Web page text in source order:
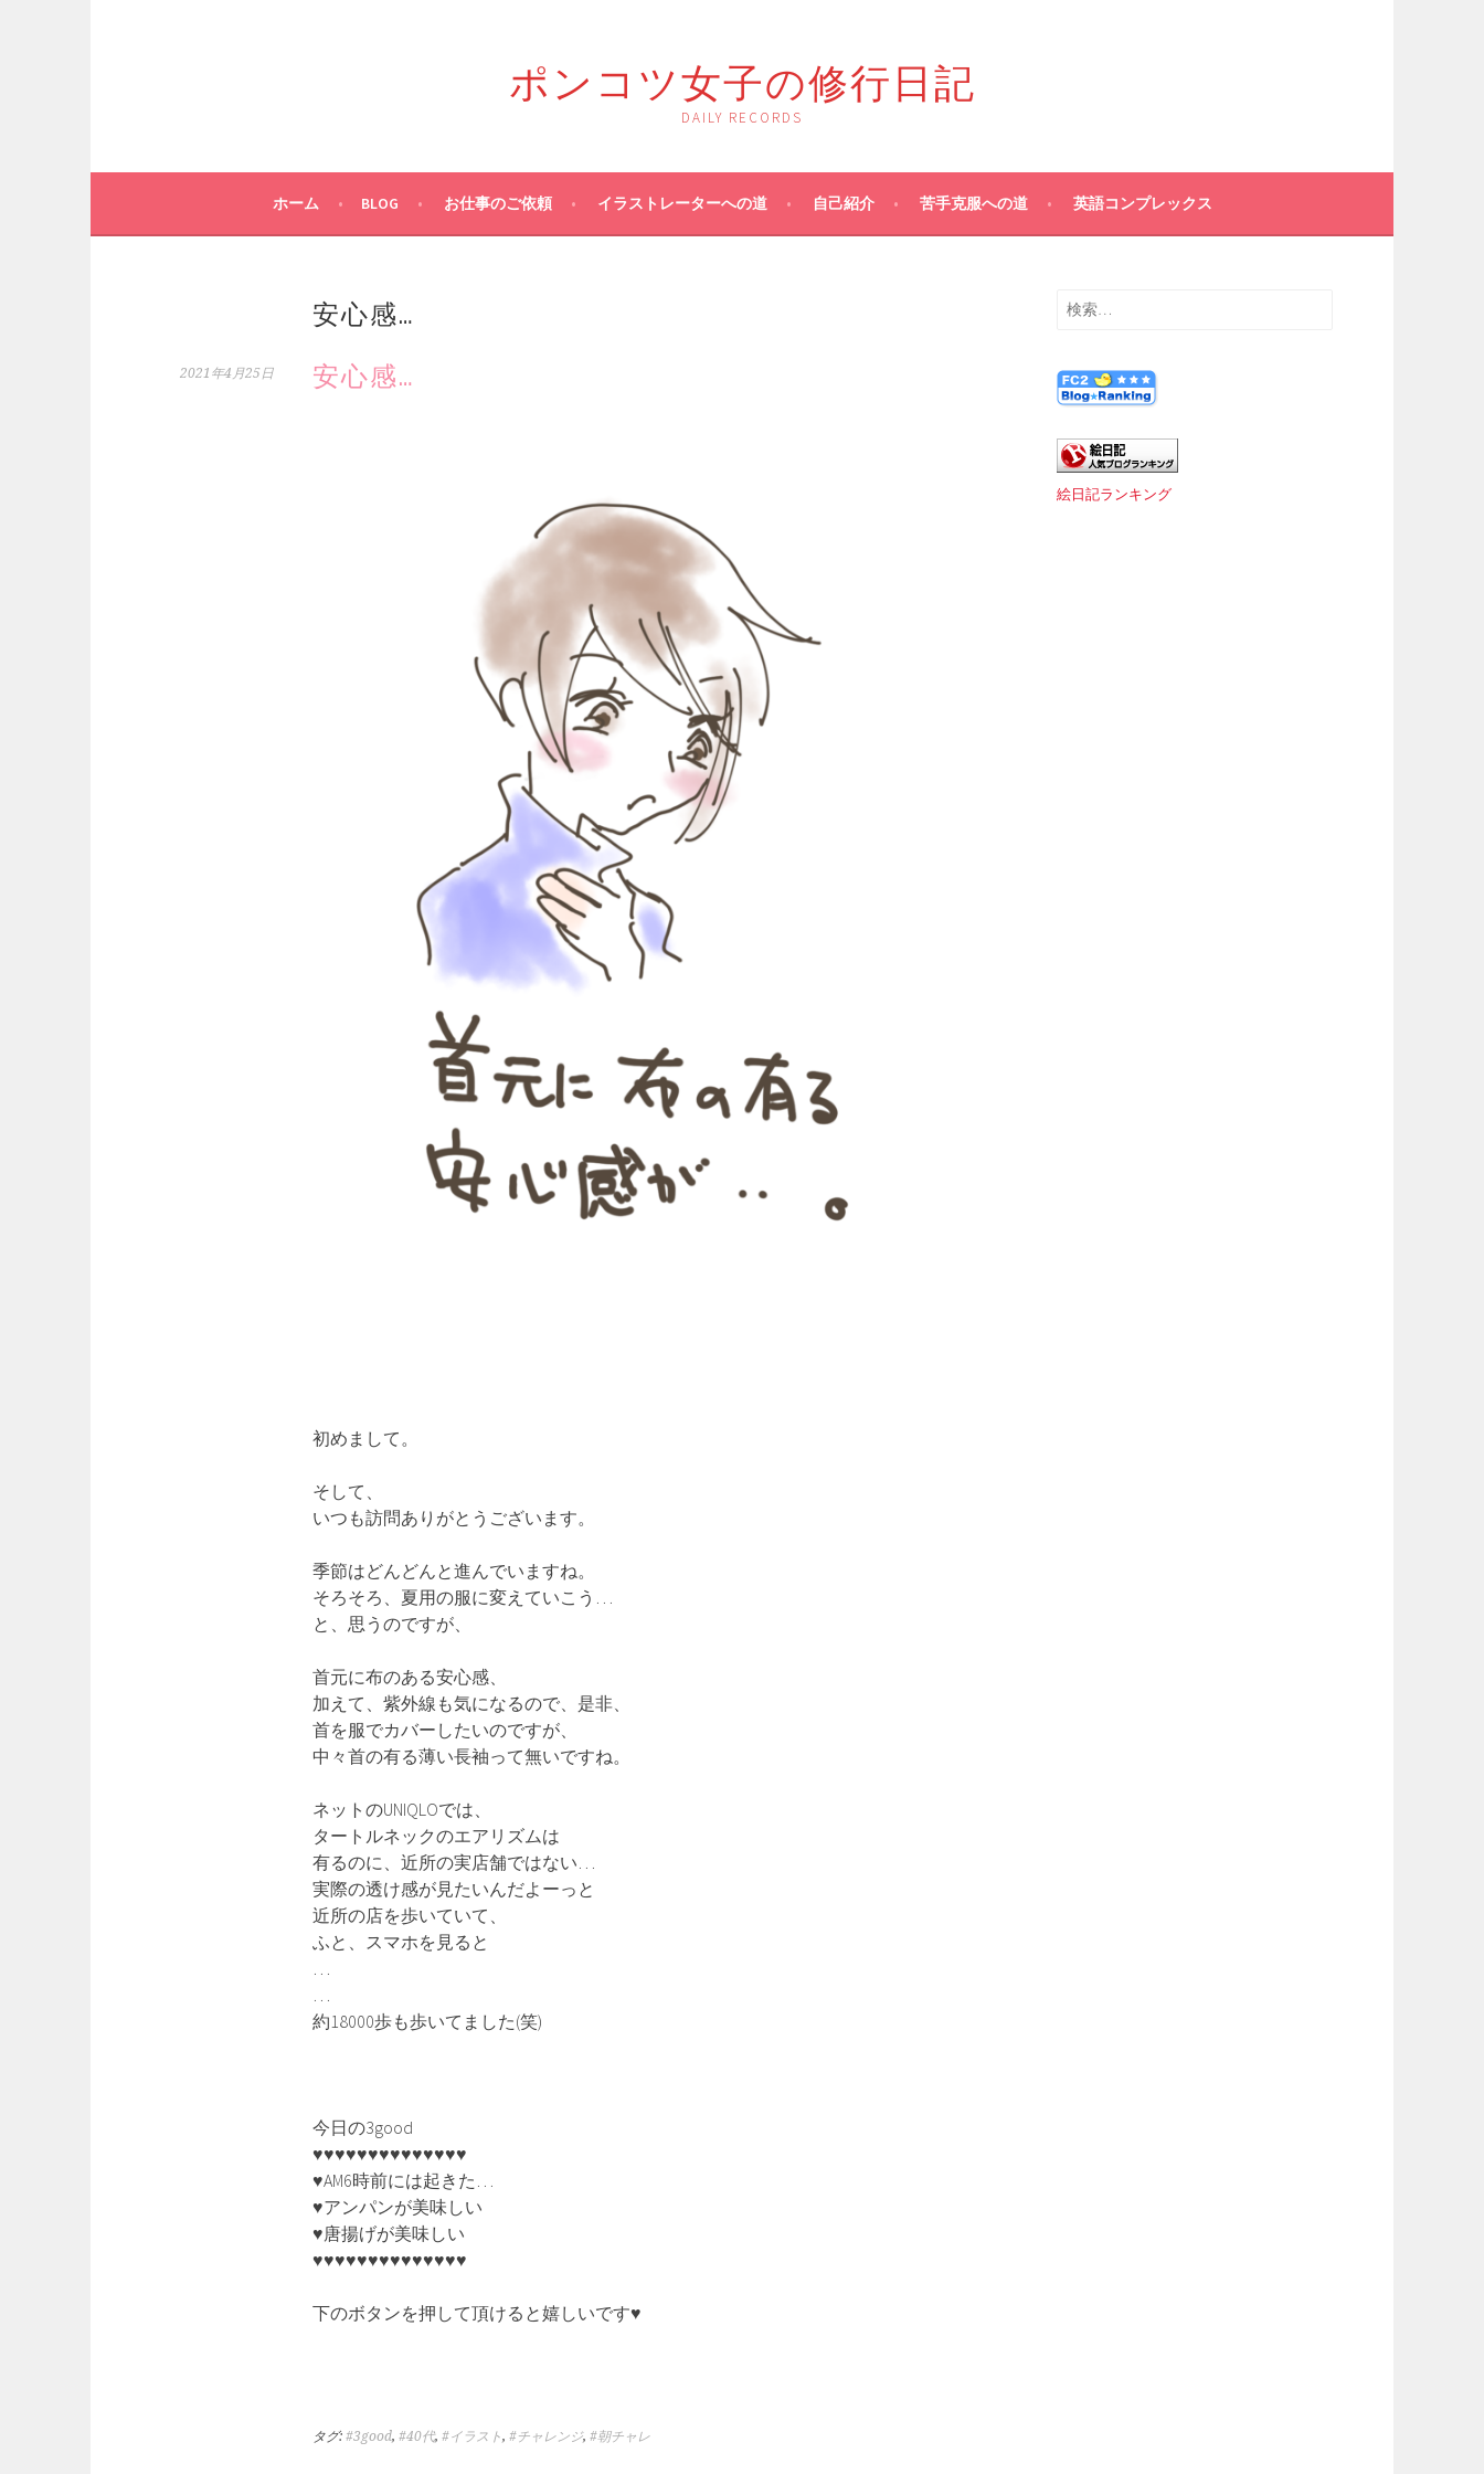
ス
ポンコツ女子の修行日記
DAILY RECORDS
ホーム BLOG お仕事のご依頼 イラストレーターへの道 自己紹介 苦手克服への道 英語コンプレックス
安心感…
2021年4月25日 安心感…
初めまして。
そして、
いつも訪問ありがとうございます。
季節はどんどんと進んでいますね。
そろそろ、夏用の服に変えていこう…
と、思うのですが、
首元に布のある安心感、
加えて、紫外線も気になるので、是非、
首を服でカバーしたいのですが、
中々首の有る薄い長袖って無いですね。
ネットのUNIQLOでは、
タートルネックのエアリズムは
有るのに、近所の実店舗ではない…
実際の透け感が見たいんだよーっと
近所の店を歩いていて、
ふと、スマホを見ると
約18000歩も歩いてました(笑)
今日の3good
♥♥♥♥♥♥♥♥♥♥♥♥♥♥
♥AM6時前には起きた…
♥アンパンが美味しい
♥唐揚げが美味しい
♥♥♥♥♥♥♥♥♥♥♥♥♥♥
下のボタンを押して頂けると嬉しいです♥
タグ: #3good, #40代, #イラスト, #チャレンジ, #朝チャレ
検
絵日記ランキング